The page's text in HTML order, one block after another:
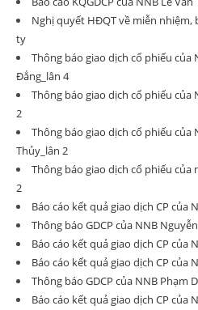
Nghị quyết HĐQT về miễn
ty
Thông báo giao dịch cổ phiếu của
Đẳng_lân 4
Thông báo giao dịch cổ phiếu của
2
Thông báo giao dịch cổ phiếu của
Thủy_lân 2
Thông báo giao dịch cổ phiếu của
2
Báo cáo kết quả giao dịch CP của
Thông báo GDCP của NNB
Báo cáo kết quả giao dịch CP của
Báo cáo kết quả giao dịch CP của
Thông báo GDCP của NNB Phạm
Báo cáo kết quả giao dịch CP của